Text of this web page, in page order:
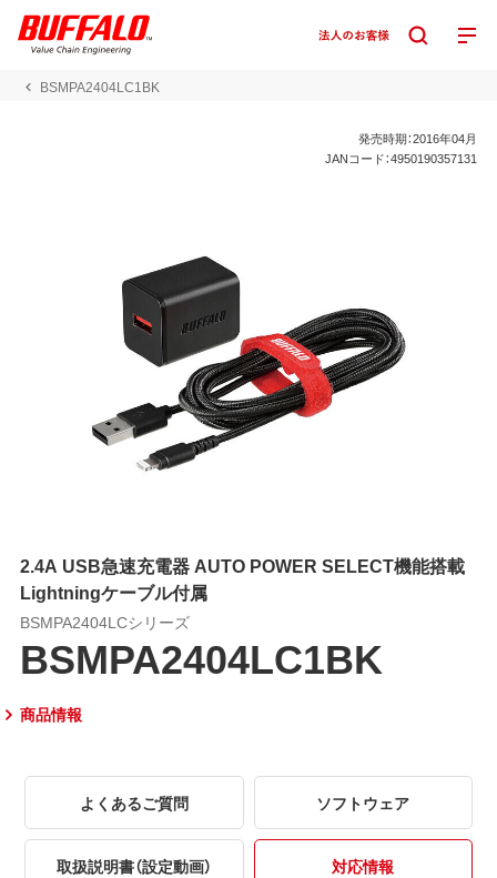
BSMPA2404LC1BK
発売時期：2016年04月
JANコード：4950190357131
2.4A USB急速充電器 AUTO POWER SELECT機能搭載
Lightningケーブル付属
BSMPA2404LCシリーズ
BSMPA2404LC1BK
商品情報
よくあるご質問 ソフトウェア
取扱説明書（設定動画） 対応情報